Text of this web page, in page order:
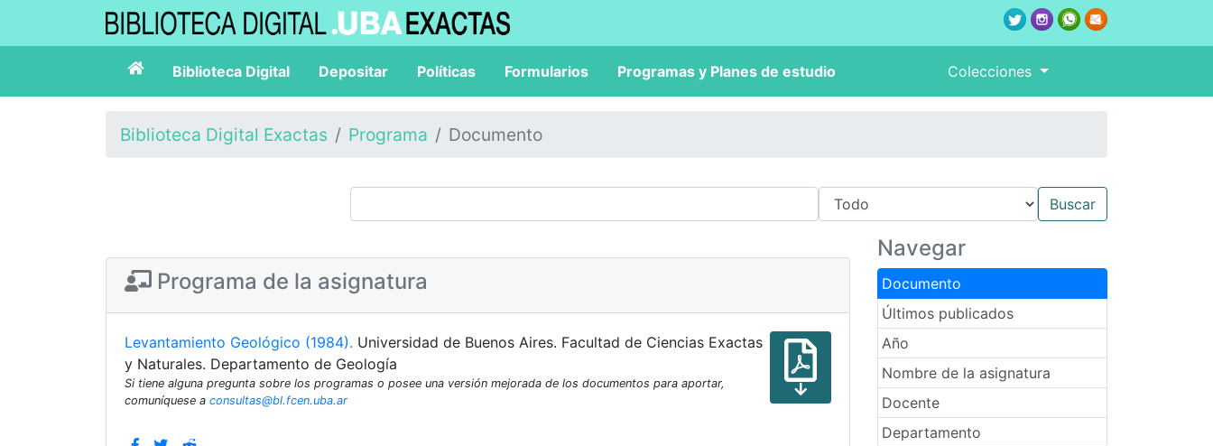
Biblioteca Digital Depositar Políticas Formularios Programas y Planes de estudio Colecciones
Biblioteca Digital Exactas Programa Documento
Navegar
Documento
Últimos publicados
Año
Nombre de la asignatura
Docente
Departamento
Programa de la asignatura
Levantamiento Geológico (1984). Universidad de Buenos Aires. Facultad de Ciencias Exactas
y Naturales. Departamento de Geología
Si tiene alguna pregunta sobre los programas o posee una versión mejorada de los documentos para aportar,
comuníquese a consultas@bl.fcen.uba.ar